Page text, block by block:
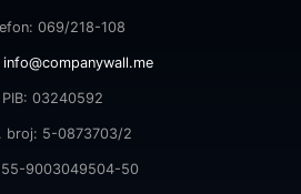
069/218-108
info@companywall.me
PIB: 03240592
broj: 5-0873703/2
9003049504-50